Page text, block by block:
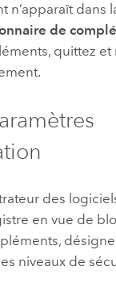
n’apparaît dans
de
quittez et
des
en vue de
niveaux de